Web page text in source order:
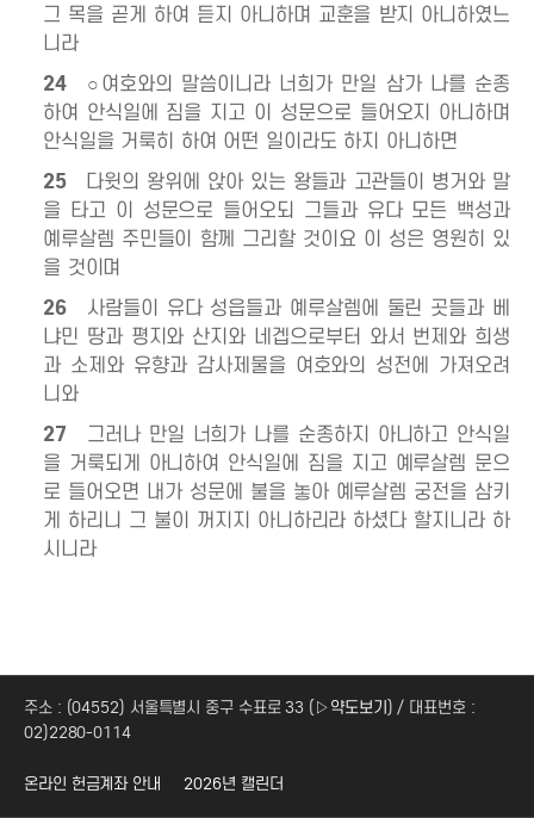
그 목을 곧게 하여 듣지 아니하며 교훈을 받지 아니하였느
니라
24
○여호와의 말씀이니라 너희가 만일 삼가 나를 순종
하여 안식일에 짐을 지고 이 성문으로 들어오지 아니하며
안식일을 거룩히 하여 어떤 일이라도 하지 아니하면
25
다윗의 왕위에 앉아 있는 왕들과 고관들이 병거와 말
을 타고 이 성문으로 들어오되 그들과 유다 모든 백성과
예루살렘 주민들이 함께 그리할 것이요 이 성은 영원히 있
을 것이며
26
사람들이 유다 성읍들과 예루살렘에 둘린 곳들과 베
냐민 땅과 평지와 산지와 네겝으로부터 와서 번제와 희생
과 소제와 유향과 감사제물을 여호와의 성전에 가져오려
니와
27
그러나 만일 너희가 나를 순종하지 아니하고 안식일
을 거룩되게 아니하여 안식일에 짐을 지고 예루살렘 문으
로 들어오면 내가 성문에 불을 놓아 예루살렘 궁전을 삼키
게 하리니 그 불이 꺼지지 아니하리라 하셨다 할지니라 하
시니라
주소 : (04552) 서울특별시 중구 수표로 33 (▷약도보기 ) / 대표번호 :
02)2280-0114
온라인 헌금계좌 안내 2026년 캘린더